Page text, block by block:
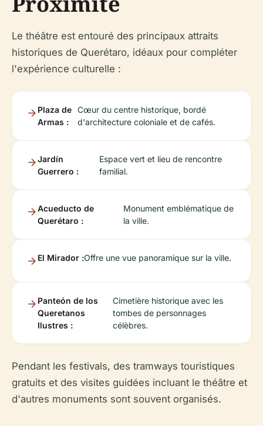
Le théâtre est entouré des principaux attraits
historiques de Querétaro, idéaux pour compléter
l'expérience culturelle :
Plaza de
Armas :
Cœur du centre historique, bordé
d'architecture coloniale et de cafés.
Jardín
Guerrero :
Espace vert et lieu de rencontre
familial.
Acueducto de
Querétaro :
Monument emblématique de
la ville.
El Mirador :Offre une vue panoramique sur la ville.
Panteón de los
Queretanos
Ilustres :
Cimetière historique avec les
tombes de personnages
célèbres.
Pendant les festivals, des tramways touristiques
gratuits et des visites guidées incluant le théâtre et
d'autres monuments sont souvent organisés.